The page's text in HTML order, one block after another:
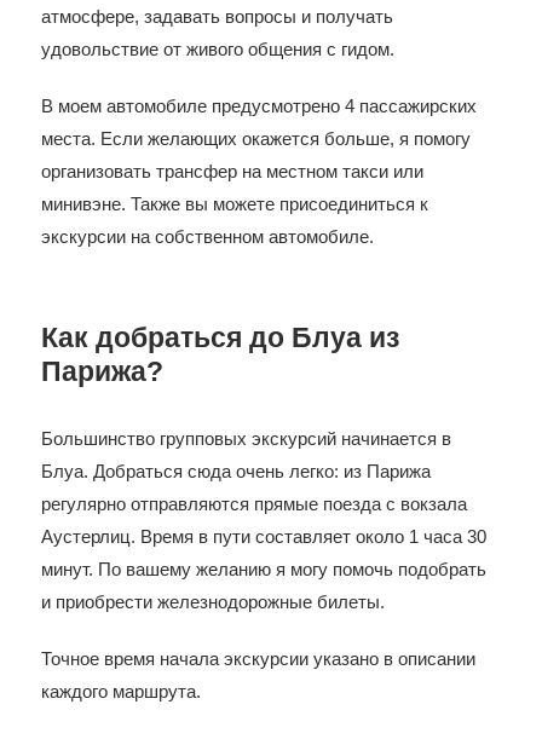
атмосфере, задавать вопросы и получать
удовольствие от живого общения с гидом.
В моем автомобиле предусмотрено 4 пассажирских
места. Если желающих окажется больше, я помогу
организовать трансфер на местном такси или
минивэне. Также вы можете присоединиться к
экскурсии на собственном автомобиле.
Как добраться до Блуа из
Парижа?
Большинство групповых экскурсий начинается в
Блуа. Добраться сюда очень легко: из Парижа
регулярно отправляются прямые поезда с вокзала
Аустерлиц. Время в пути составляет около 1 часа 30
минут. По вашему желанию я могу помочь подобрать
и приобрести железнодорожные билеты.
Точное время начала экскурсии указано в описании
каждого маршрута.